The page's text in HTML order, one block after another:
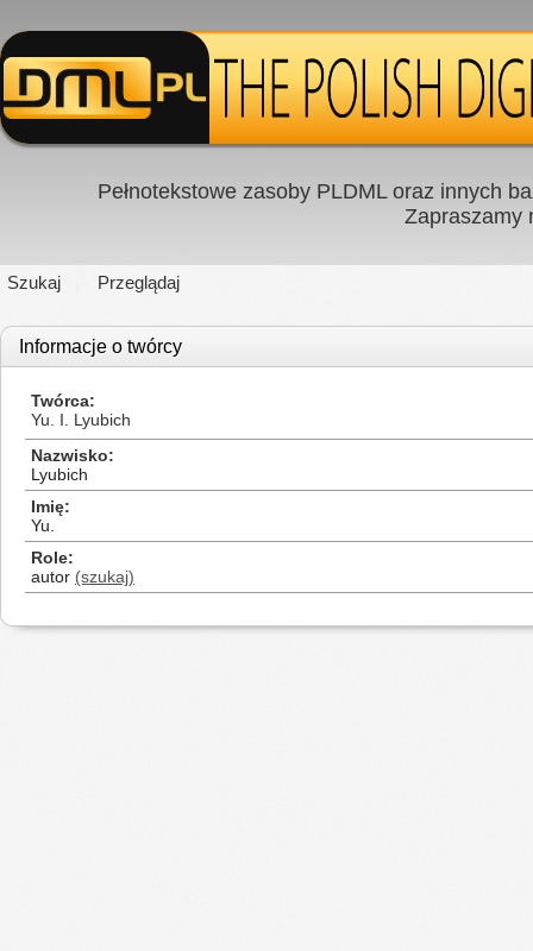
Pełnotekstowe zasoby PLDML oraz innych
Zapraszamy
Szukaj Przeglądaj
Informacje o twórcy
Twórca
Yu. I. Lyubich
Nazwisko
Lyubich
Imię
Yu.
Role
autor (szukaj)